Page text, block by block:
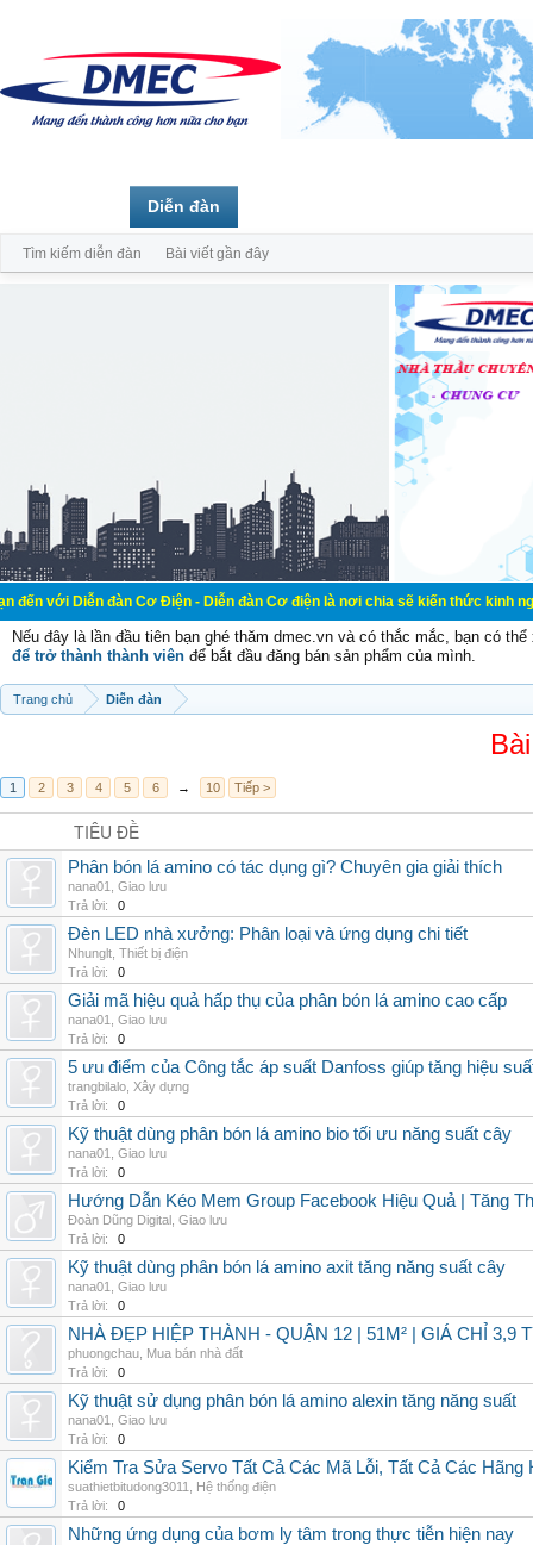
đàn Cơ Điện - Diễn đàn Cơ điện là nơi chia sẽ kiến thức kinh nghiệm
Nếu đây là lần đầu tiên bạn ghé thăm dmec.vn và có thắc mắc, bạn có
để trở thành thành viên để bắt đầu đăng bán sản phẩm của mình.
Trang chủ Diễn đàn
1 2 3 4 5 6 → 10 Tiếp >
TIÊU ĐỀ
Phân bón lá amino có tác dụng gì? Chuyên gia giải thích
nana01
Giao lưu
Trả lời:
0
Đèn LED nhà xưởng: Phân loại và ứng dụng chi tiết
Nhunglt Thiết bị điện
Trả lời:
0
Giải mã hiệu quả hấp thụ của phân bón lá amino cao cấp
nana01
Giao lưu
Trả lời:
0
5 ưu điểm của Công tắc áp suất Danfoss giúp tăng hiệu
trangbilalo Xây dựng
Trả lời:
0
Kỹ thuật dùng phân bón lá amino bio tối ưu năng suất cây
nana01
Giao lưu
Trả lời:
0
Hướng Dẫn Kéo Mem Group Facebook Hiệu Quả | Tăng
Đoàn Dũng Digital Giao lưu
Trả lời:
0
Kỹ thuật dùng phân bón lá amino axit tăng năng suất cây
nana01
Giao lưu
Trả lời:
0
NHÀ ĐẸP HIỆP THÀNH - QUẬN 12 | 51M² | GIÁ CHỈ 3,9
phuongchau Mua bán nhà đất
Trả lời:
0
Kỹ thuật sử dụng phân bón lá amino alexin tăng năng suất
nana01
Giao lưu
Trả lời:
0
Kiểm Tra Sửa Servo Tất Cả Các Mã Lỗi, Tất Cả Các Hãng
suathietbitudong3011
Hệ thống điện
Trả lời:
0
Những ứng dụng của bơm ly tâm trong thực tiễn hiện nay
Diễn đàn
Tìm kiếm diễn đàn Bài viết gần đây